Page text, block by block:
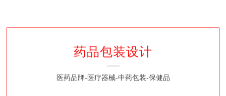
药品包装设计
医药品牌-医疗器械-中药包装-保健品